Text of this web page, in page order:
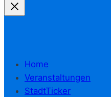
Home
Veranstaltungen
StadtTicker